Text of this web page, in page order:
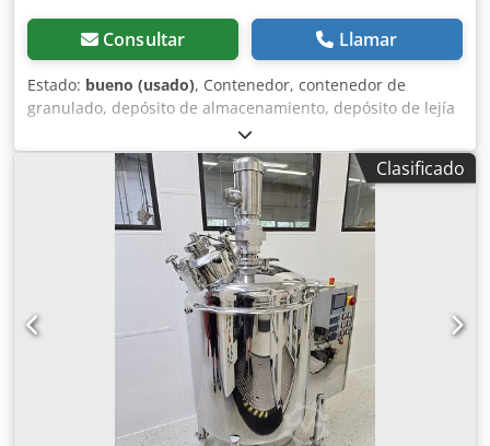
Consultar Llamar
Estado: bueno (usado), Contenedor, contenedor de
granulado, depósito de almacenamiento, depósito de lejía
Crjdsxak Ntspfx Aiqjf -Contenedor: depósito de acero
inoxidable, depósito de lejía con tapa -Capacidad: aprox.
1660 litros -Dimensiones: 3770/940/H1540 mm -Peso: 603
Clasificado